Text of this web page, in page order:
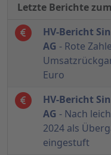
Letzte Berichte
HV-Bericht
AG - Rote
Euro
HV-Bericht
AG - Nach
2024 als
eingestuft